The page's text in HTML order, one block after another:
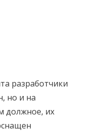
разработчики
но и на
должное, их